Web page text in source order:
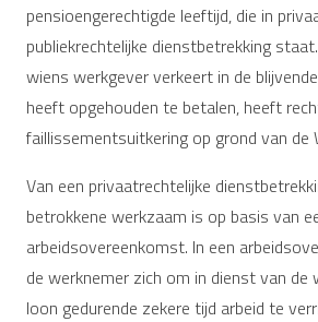
pensioengerechtigde leeftijd, die in
publiekrechtelijke dienstbetrekking
wiens werkgever verkeert in de
heeft opgehouden te betalen, heeft
faillissementsuitkering op grond van de
Van een privaatrechtelijke
betrokkene werkzaam is op basis van
arbeidsovereenkomst. In een
de werknemer zich om in dienst van de
loon gedurende zekere tijd arbeid te